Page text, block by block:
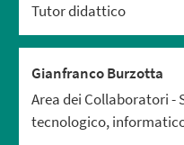
Tutor didattico
Gianfranco Burzotta
Area dei Collaboratori -
tecnologico,